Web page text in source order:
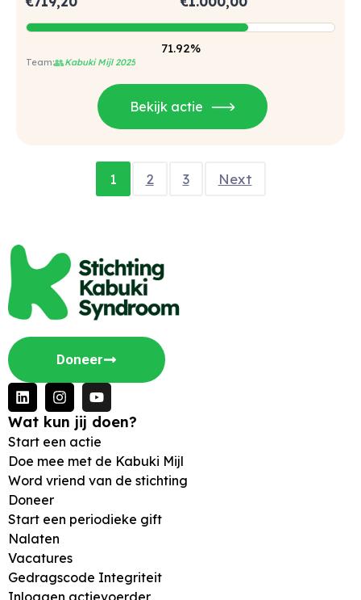
Bekijk actie
👥Kabuki Mijl 2025
71.92%
1 2 3 Next
Doneer
Wat kun jij doen?
Start een actie
Doe mee met de Kabuki Mijl
Word vriend van de stichting
Doneer
Start een periodieke gift
Nalaten
Vacatures
Gedragscode Integriteit